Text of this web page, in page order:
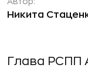
Никита
Глава РСПП